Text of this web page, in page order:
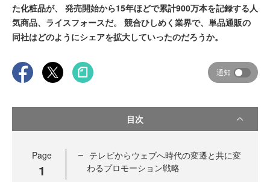
た化粧品が、 発売開始から15年ほどで累計900万本を記録する人
気商品、ライスフォースだ。 競合ひしめく業界で、単品通販の
同社はどのようにシェアを拡大していったのだろうか。
通知
目次
Page
1
テレビからウェブへ時代の変遷と共に変
わるプロモーション戦略